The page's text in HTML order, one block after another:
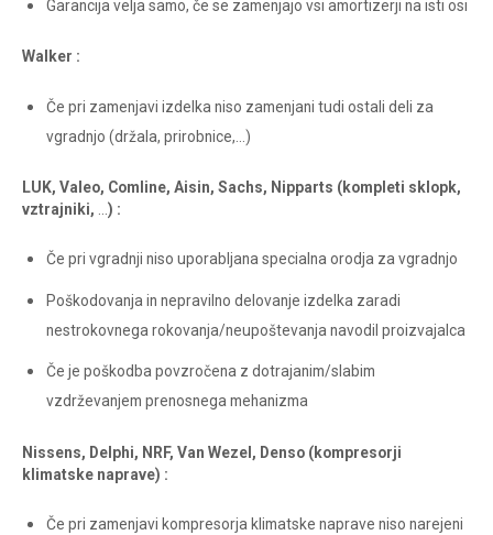
Garancija velja samo, če se zamenjajo vsi amortizerji na isti osi
Walker :
Če pri zamenjavi izdelka niso zamenjani tudi ostali deli za
vgradnjo (držala, prirobnice,…)
LUK, Valeo, Comline, Aisin, Sachs, Nipparts (kompleti sklopk,
vztrajniki,
) :
Če pri vgradnji niso uporabljana specialna orodja za vgradnjo
Poškodovanja in nepravilno delovanje izdelka zaradi
nestrokovnega rokovanja/neupoštevanja navodil proizvajalca
Če je poškodba povzročena z dotrajanim/slabim
vzdrževanjem prenosnega mehanizma
Nissens, Delphi, NRF, Van Wezel, Denso (kompresorji
klimatske naprave) :
Če pri zamenjavi kompresorja klimatske naprave niso narejeni